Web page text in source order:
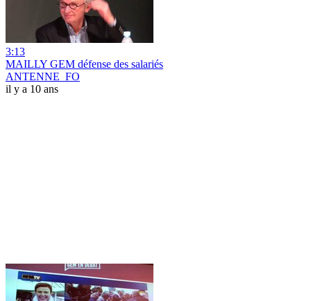
3:13
MAILLY GEM défense des salariés
ANTENNE_FO
il y a 10 ans